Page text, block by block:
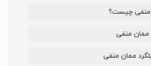
منفی چیست؟
ممان منفی
ممان منفی